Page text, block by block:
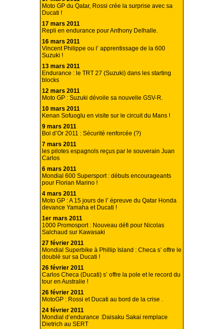
Moto GP du Qatar, Rossi crée la surprise avec sa
Ducati !
17 mars 2011
Repli en endurance pour Anthony Delhalle.
16 mars 2011
Vincent Philippe ou l’ apprentissage de la 600
Suzuki !
13 mars 2011
Endurance : le TRT 27 (Suzuki) dans les starting
blocks
12 mars 2011
Moto GP : Suzuki dévoile sa nouvelle GSV-R.
10 mars 2011
Kenan Sofuoglu en visite sur le circuit du Mans !
9 mars 2011
Bol d’Or 2011 : Sécurité renforcée (?)
7 mars 2011
les pilotes espagnols reçus par le souverain Juan
Carlos
6 mars 2011
Mondial 600 Supersport : débuts encourageants
pour Florian Marino !
4 mars 2011
Moto GP : A 15 jours de l’ épreuve du Qatar Honda
devance Yamaha et Ducati !
1er mars 2011
1000 Promosport : Nouveau défi pour Nicolas
Salchaud sur Kawasaki
27 février 2011
Mondial Superbike à Phillip Island : Checa s’ offre le
doublé sur sa Ducati !
26 février 2011
Carlos Checa (Ducati) s’ offre la pole et le record du
tour en Australie !
26 février 2011
MotoGP : Rossi et Ducati au bord de la crise .
24 février 2011
Mondial d’endurance :Daisaku Sakai remplace
Dietrich au SERT